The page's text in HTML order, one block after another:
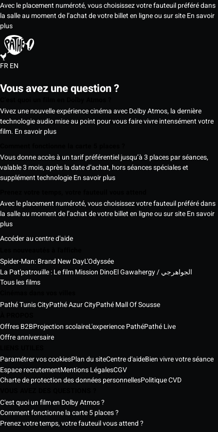
Avec le placement numéroté, vous choisissez votre fauteuil préféré dans
la salle au moment de l’achat de votre billet en ligne ou sur siteEn savoir
plus
FREN
Vous avez une question ?
Vivez une nouvelle expérience cinéma avec Dolby Atmos, la dernière
technologie audio mise au point pour vous faire vivre intensément votre
film. En savoir plus
Vous donne accès à un tarif préférentiel jusqu’à 3 places par séances,
valable 3 mois, après la date d’achat, hors séances spéciales et
supplément technologieEn savoir plus
Avec le placement numéroté, vous choisissez votre fauteuil préféré dans
la salle au moment de l’achat de votre billet en ligne ou sur siteEn savoir
plus
Accéder au centre d'aide
Spider-Man: Brand New DayL'Odyssée
La Pat'patrouille : Le film Mission Dino
El Gawahergy / الجواهرجي
Tous les films
Pathé Tunis CityPathé Azur CityPathé Mall Of Sousse
Offres B2BProjection scolaireL'experience PathéPathé Live
Offre anniversaire
Paramétrer vos cookiesPlan du siteCentre d'aideBien vivre votre séance
Espace recrutementMentions LégalesCGV
Charte de protection des données personnellesPolitique CVD
C'est quoi un film en Dolby Atmos ?
Comment fonctionne la carte 5 places ?
Prenez votre temps, votre fauteuil vous attend ?